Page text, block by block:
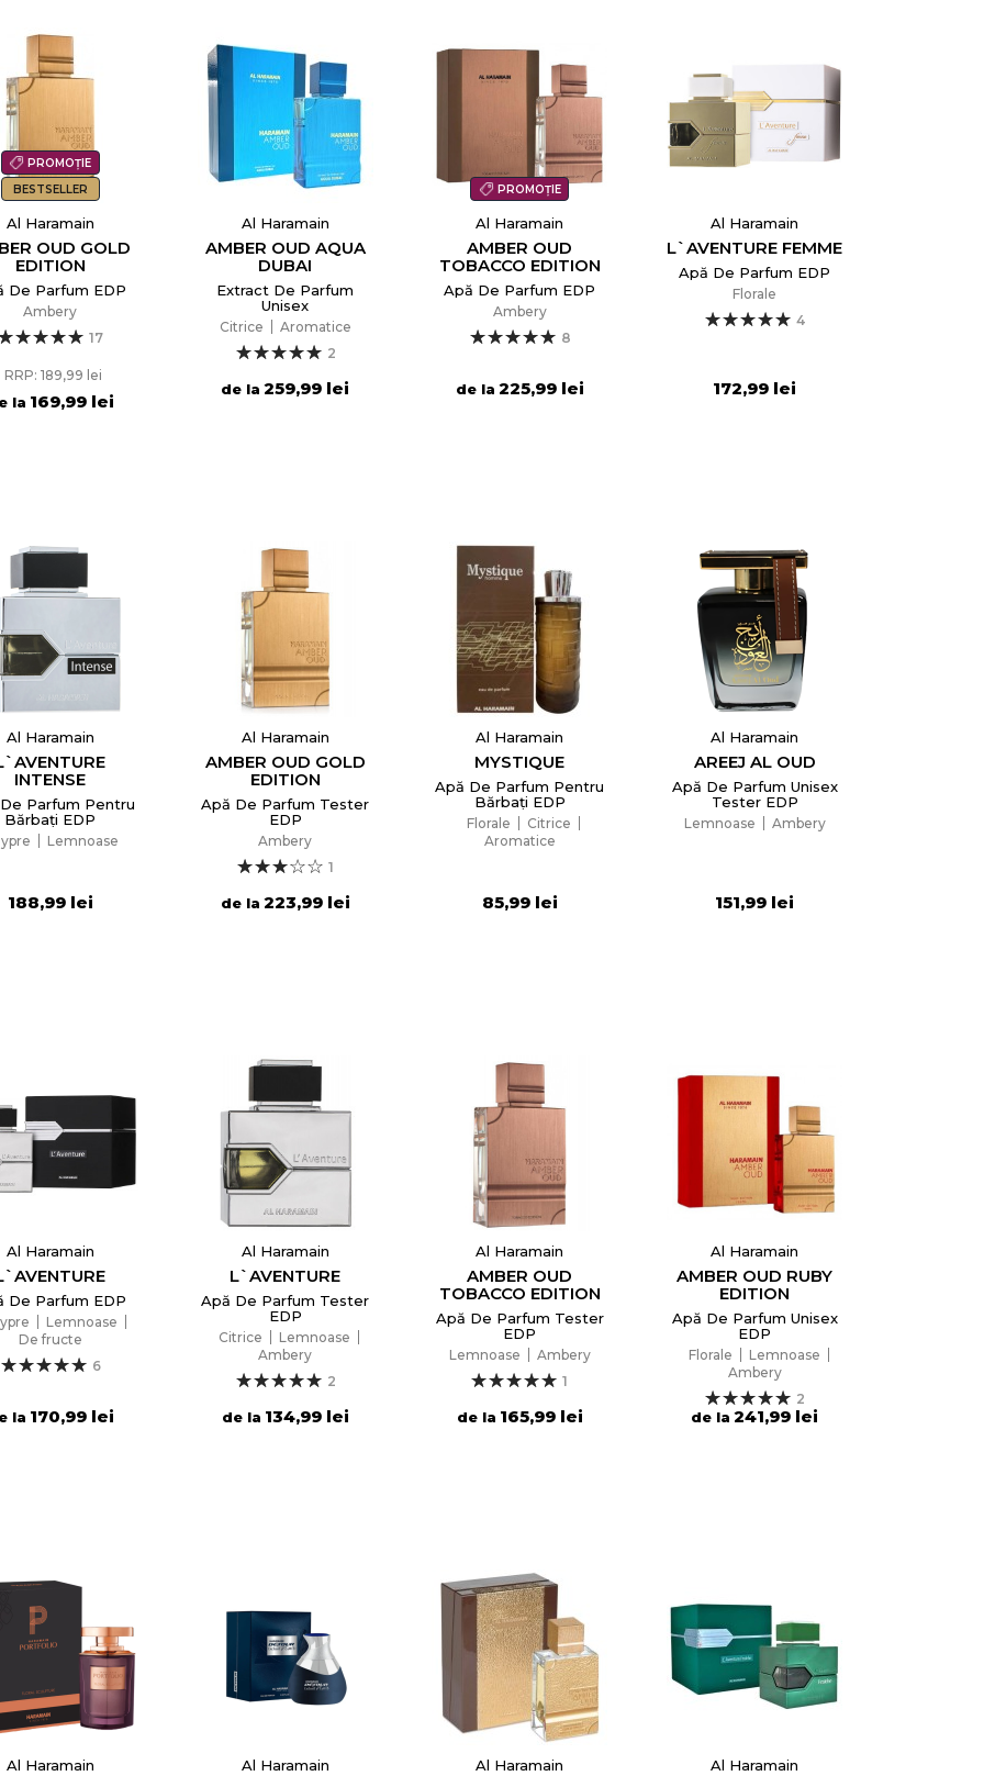
PROMOȚIE
BESTSELLER
Al Haramain
OUD GOLD
EDITION
De Parfum EDP
Ambery
17
la
RRP: 189,99 lei
169,99 lei
Al Haramain
AMBER OUD AQUA
DUBAI
Extract De Parfum
Unisex
Citrice
Aromatice
2
de la 259,99 lei
PROMOȚIE
Al Haramain
AMBER OUD
TOBACCO EDITION
Apă De Parfum EDP
Ambery
8
de la 225,99 lei
Al Haramain
L`AVENTURE FEMME
Apă De Parfum EDP
Florale
4
172,99 lei
Al Haramain
INTENSE
Parfum Pentru
Bărbați EDP
Lemnoase
188,99 lei
Al Haramain
AMBER OUD GOLD
EDITION
Apă De Parfum Tester
EDP
Ambery
1
de la 223,99 lei
Al Haramain
MYSTIQUE
Apă De Parfum Pentru
Bărbați EDP
Florale
Citrice
Aromatice
85,99 lei
Al Haramain
AREEJ AL OUD
Apă De Parfum Unisex
Tester EDP
Lemnoase Ambery
151,99 lei
Al Haramain
De Parfum EDP
Lemnoase
De fructe
6
la 170,99 lei
Al Haramain
L`AVENTURE
Apă De Parfum Tester
EDP
Citrice
Lemnoase
Ambery
2
de la 134,99 lei
Al Haramain
AMBER OUD
TOBACCO EDITION
Apă De Parfum Tester
EDP
Lemnoase
Ambery
1
de la 165,99 lei
Al Haramain
AMBER OUD RUBY
EDITION
Apă De Parfum Unisex
EDP
Florale
Lemnoase
Ambery
2
de la 241,99 lei
Al Haramain Al Haramain Al Haramain Al Haramain